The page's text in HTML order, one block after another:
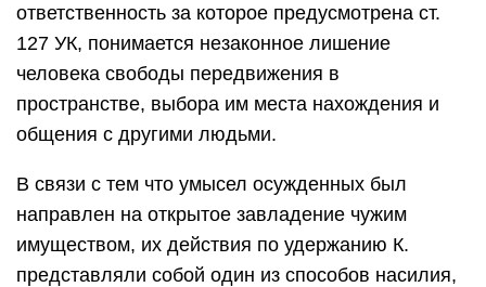
ответственность за которое предусмотрена ст.
127 УК, понимается незаконное лишение
человека свободы передвижения в
пространстве, выбора им места нахождения и
общения с другими людьми.
В связи с тем что умысел осужденных был
направлен на открытое завладение чужим
имуществом, их действия по удержанию К.
представляли собой один из способов насилия,